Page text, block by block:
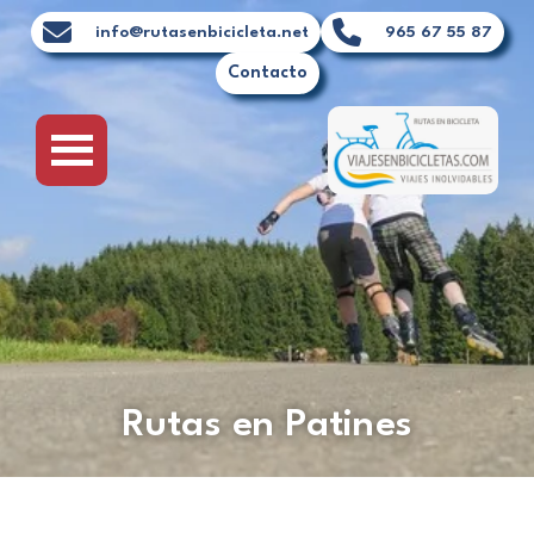
contenido
info@rutasenbicicleta.net 965 67 55 87
Contacto
Rutas en Patines